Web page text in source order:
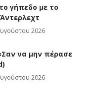
γήπεδο με το
2026
να μην πέρασε
2026